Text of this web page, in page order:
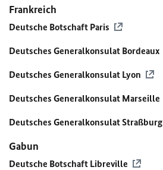
Frankreich
Deutsche Botschaft Paris
Deutsches Generalkonsulat Bordeaux
Deutsches Generalkonsulat Lyon
Deutsches Generalkonsulat Marseille
Deutsches Generalkonsulat Straßburg
Gabun
Deutsche Botschaft Libreville